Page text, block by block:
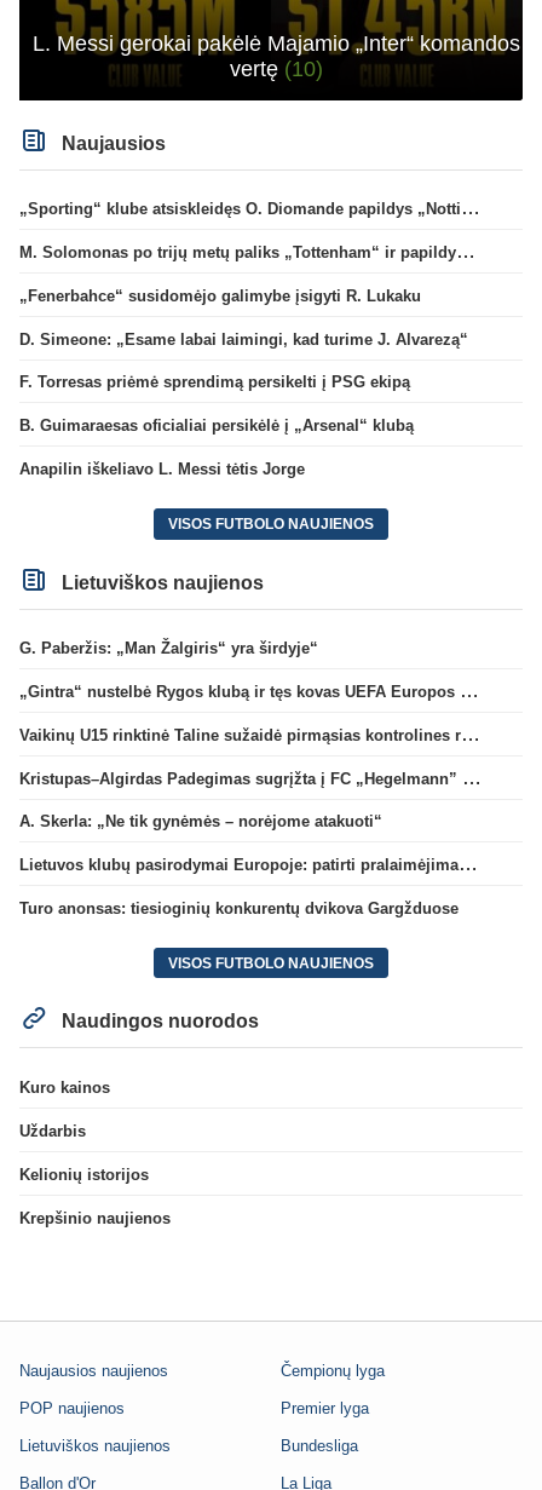
L. Messi gerokai pakėlė Majamio „Inter“ komandos
vertę (10)
Naujausios
„Sporting“ klube atsiskleidęs O. Diomande papildys „Nottingham“ gretas
M. Solomonas po trijų metų paliks „Tottenham“ ir papildys „West Ham“ klubą
„Fenerbahce“ susidomėjo galimybe įsigyti R. Lukaku
D. Simeone: „Esame labai laimingi, kad turime J. Alvarezą“
F. Torresas priėmė sprendimą persikelti į PSG ekipą
B. Guimaraesas oficialiai persikėlė į „Arsenal“ klubą
Anapilin iškeliavo L. Messi tėtis Jorge
VISOS FUTBOLO NAUJIENOS
Lietuviškos naujienos
G. Paberžis: „Man Žalgiris“ yra širdyje“
„Gintra“ nustelbė Rygos klubą ir tęs kovas UEFA Europos taurės atrankoje
Vaikinų U15 rinktinė Taline sužaidė pirmąsias kontrolines rungtynes
Kristupas–Algirdas Padegimas sugrįžta į FC „Hegelmann” B sudėtį
A. Skerla: „Ne tik gynėmės – norėjome atakuoti“
Lietuvos klubų pasirodymai Europoje: patirti pralaimėjimai Kroatijos atstovams
Turo anonsas: tiesioginių konkurentų dvikova Gargžduose
VISOS FUTBOLO NAUJIENOS
Naudingos nuorodos
Kuro kainos
Uždarbis
Kelionių istorijos
Krepšinio naujienos
Naujausios naujienos
POP naujienos
Lietuviškos naujienos
Ballon d'Or
Čempionų lyga
Premier lyga
Bundesliga
La Liga